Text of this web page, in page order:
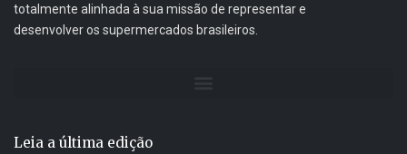
totalmente alinhada à sua missão de representar e
desenvolver os supermercados brasileiros.
Leia a última edição